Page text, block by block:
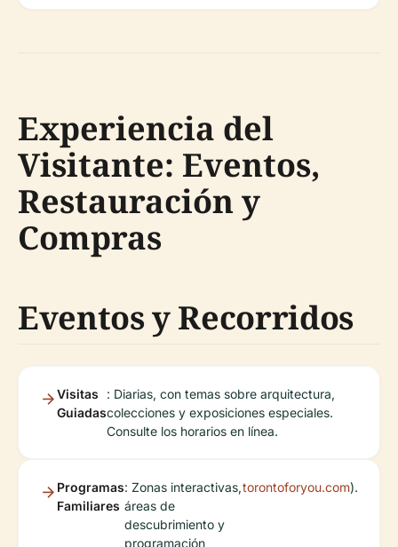
Experiencia del
Visitante: Eventos,
Restauración y
Compras
Eventos y Recorridos
Visitas
Guiadas
: Diarias, con temas sobre arquitectura,
colecciones y exposiciones especiales.
Consulte los horarios en línea.
Programas
Familiares
: Zonas interactivas,
áreas de
descubrimiento y
programación
torontoforyou.com).